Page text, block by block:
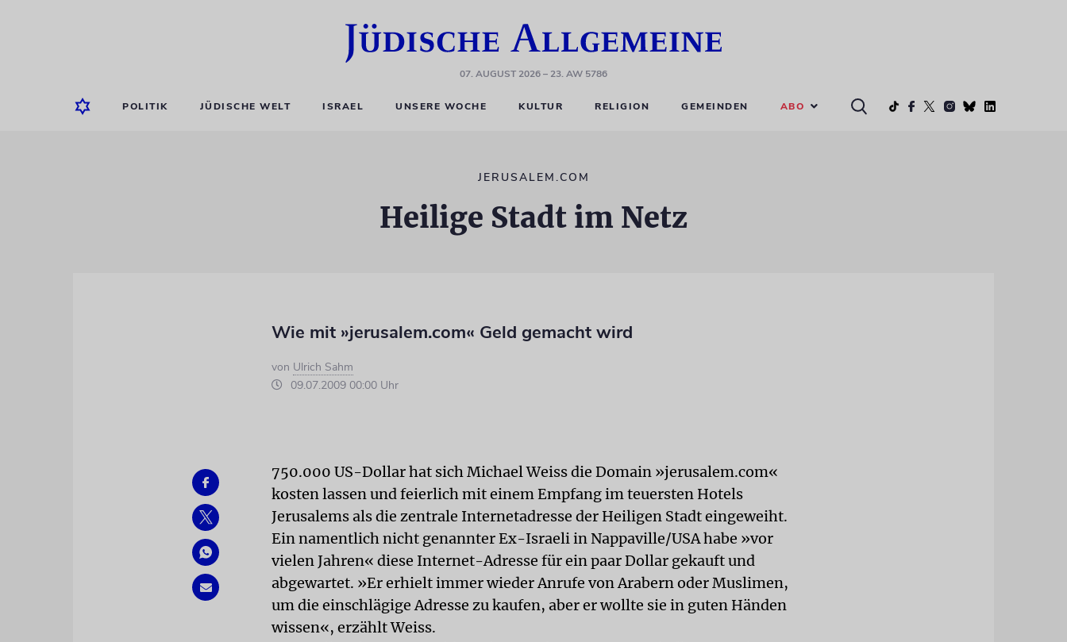
07. AUGUST 2026– 23. AW 5786
POLITIK JÜDISCHE WELT ISRAEL UNSERE WOCHE KULTUR RELIGION GEMEINDEN ABO
JERUSALEM.COM
Heilige Stadt im Netz
Wie mit »jerusalem.com« Geld gemacht wird
von Ulrich Sahm
09.07.2009 00:00 Uhr
750.000 US-Dollar hat sich Michael Weiss die Domain »jerusalem.com«
kosten lassen und feierlich mit einem Empfang im teuersten Hotels
Jerusalems als die zentrale Internetadresse der Heiligen Stadt eingeweiht.
Ein namentlich nicht genannter Ex-Israeli in Nappaville/USA habe »vor
vielen Jahren« diese Internet-Adresse für ein paar Dollar gekauft und
abgewartet. »Er erhielt immer wieder Anrufe von Arabern oder Muslimen,
um die einschlägige Adresse zu kaufen, aber er wollte sie in guten Händen
wissen«, erzählt Weiss.